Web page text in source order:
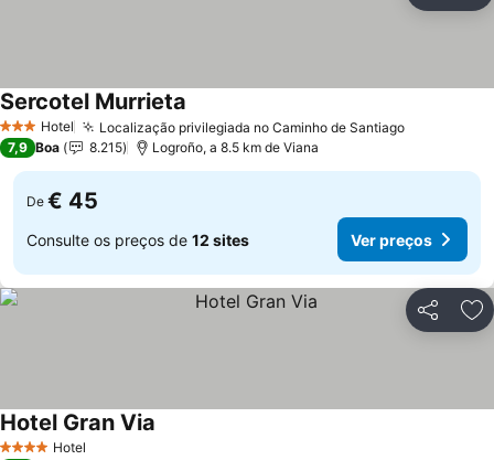
3 EstrelasHotel Localização privilegiada no Caminho de SantiagoVer preços
Sercotel Murrieta
7,9 Boa 8.215 Logroño, a 8.5 km de Viana
De € 45
Consulte os preços de 12 sites Ver preços
Partilhar
4 EstrelasHotel
Hotel Gran Via